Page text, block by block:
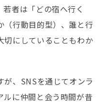
者は「どの宿へ行く
（行動目的型）、誰と行
切にしていることもわか
が、SNSを通じてオンラ
ルに仲間と会う時間が昔